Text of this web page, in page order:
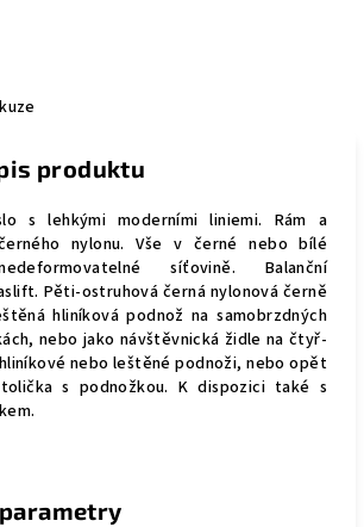
produktu
s lehkými moderními liniemi. Rám a
nylonu.Vše v černé nebo bílé
síťovině. Balanční
Pěti-ostruhová černá nylonová černě
hliníková podnož na samobrzdných
nebo jako návštěvnická židle na čtyř-
nebo leštěné podnoži, nebo opět
s podnožkou. K dispozici také s